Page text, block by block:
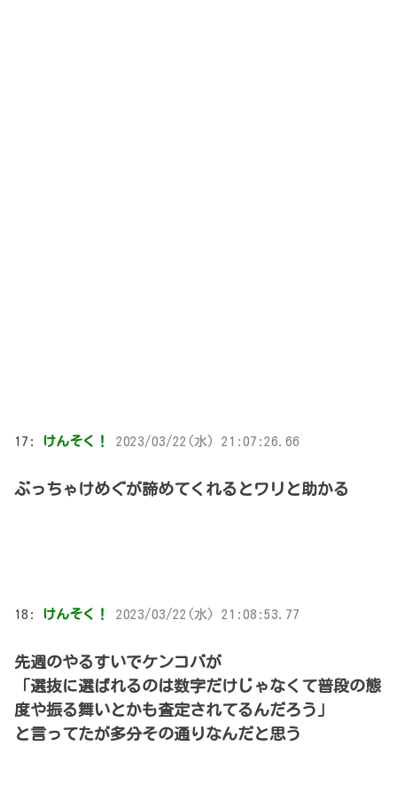
17: けんそく！ 2023/03/22(水) 21:07:26.66
ぶっちゃけめぐが諦めてくれるとワリと助かる
18: けんそく！ 2023/03/22(水) 21:08:53.77
先週のやるすいでケンコバが
「選抜に選ばれるのは数字だけじゃなくて普段の態
度や振る舞いとかも査定されてるんだろう」
と言ってたが多分その通りなんだと思う